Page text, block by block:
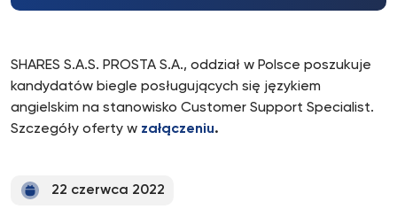
SHARES S.A.S. PROSTA S.A., oddział w Polsce poszukuje
kandydatów biegle posługujących się językiem
angielskim na stanowisko Customer Support Specialist.
Szczegóły oferty w załączeniu.
22 czerwca 2022